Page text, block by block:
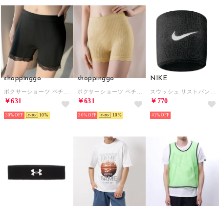
shoppinggo
￥631
30% 10
shoppinggo
￥631
30% 10
NIKE
￥770
41%